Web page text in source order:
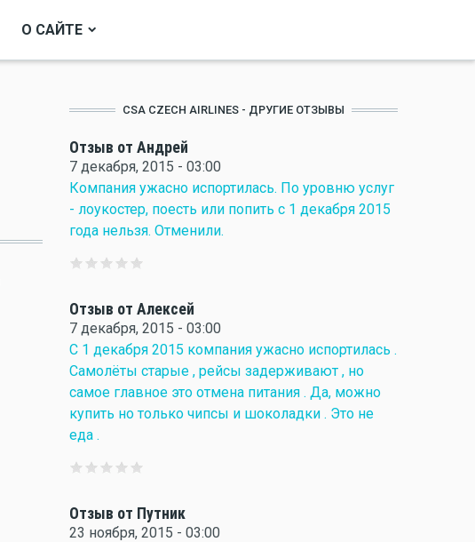
О САЙТЕ
CSA CZECH AIRLINES - ДРУГИЕ ОТЗЫВЫ
Отзыв от Андрей
7 декабря, 2015 - 03:00
Компания ужасно испортилась. По уровню услуг
- лоукостер, поесть или попить с 1 декабря 2015
года нельзя. Отменили.
Отзыв от Алексей
7 декабря, 2015 - 03:00
С 1 декабря 2015 компания ужасно испортилась .
Самолёты старые , рейсы задерживают , но
самое главное это отмена питания . Да, можно
купить но только чипсы и шоколадки . Это не
еда .
Отзыв от Путник
23 ноября, 2015 - 03:00